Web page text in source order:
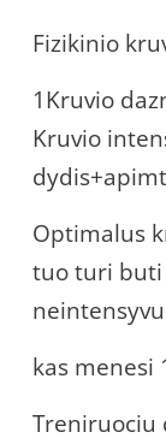
Fizikinio
1Kruvio
Kruvio
Optimalus
tuo turi
kas menesi
Treniruociu